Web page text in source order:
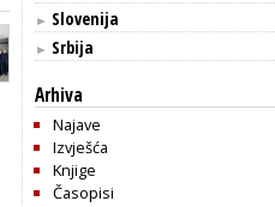
► Slovenija
► Srbija
Arhiva
Najave
Izvješća
Knjige
Časopisi